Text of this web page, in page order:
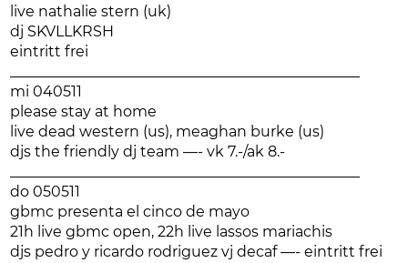
live nathalie stern (uk)
dj SKVLLKRSH
eintritt frei
mi 040511
please stay at home
live dead western (us), meaghan burke (us)
djs the friendly dj team —- vk 7.-/ak 8.-
do 050511
gbmc presenta el cinco de mayo
21h live gbmc open, 22h live lassos mariachis
djs pedro y ricardo rodriguez vj decaf —- eintritt frei